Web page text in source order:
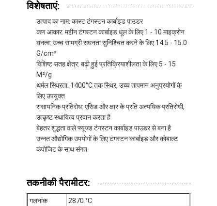
कारखाने का दौरा
गुणवत्ता नियंत्रण
हमसे संपर्क करें
अब बात करें
टंगस्टन कार्बाइड पाउडर कास्ट करें
मैक्रो टंगस्टन कार्बाइड पाउडर
थर्मल स्प्रे पाउडर
निकल क्रोमियम पाउडर
विशेषताएं:
उत्पाद का नाम: कास्ट टंगस्टन कार्बाइड पाउडर
कण आकार: महीन टंगस्टन कार्बाइड धूल के लिए 1 - 10 माइक्रोन
घनत्व: उच्च सामग्री सघनता सुनिश्चित करने के लिए 14.5 - 15.0
G/cm³
विशिष्ट सतह क्षेत्र: बढ़ी हुई प्रतिक्रियाशीलता के लिए 5 - 15
M²/g
थर्मल स्थिरता: 1400°C तक स्थिर, उच्च तापमान अनुप्रयोगों के
लिए उपयुक्त
रासायनिक प्रतिरोध: एसिड और क्षार के प्रति अत्यधिक प्रतिरोधी,
उत्कृष्ट स्थायित्व प्रदान करता है
बेहतर शुद्धता वाले फ्यूज्ड टंगस्टन कार्बाइड पाउडर से बना है
उन्नत औद्योगिक उपयोगों के लिए टंगस्टन कार्बाइड और कोबाल्ट
कंपोजिट के साथ संगत
तकनीकी पैरामीटर:
गलनांक
2870 °C